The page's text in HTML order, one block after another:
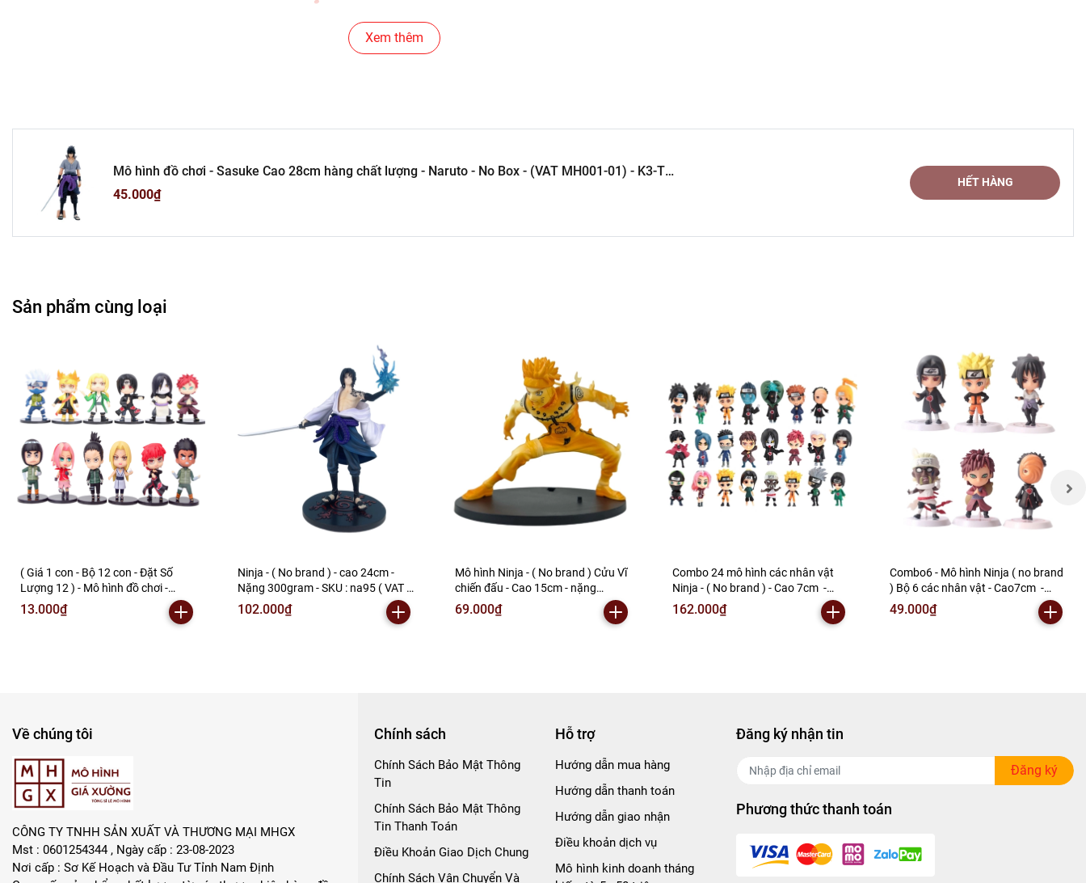
Cửa Hàng Văn Phòng Phẩm
Cửa Hàng Bán Phụ Kiện Điện Thoại
Cửa Hàng Phụ Kiện Ô Tô ( Sản Phẩm Mô Hình Lắc Đầu )
Bán Buôn , Bán Lẻ Mô Hình
Rất mong hợp tác với các Shop và các Cộng Tác Viên
Xem thêm
Mô hình đồ chơi - Sasuke Cao 28cm hàng chất lượng - Naruto - No Box - (VAT MH001-01) - K3-T1-
S6
45.000₫
HẾT HÀNG
Sản phẩm cùng loại
( Giá 1 con - Bộ 12 con - Đặt Số
Lượng 12 ) - Mô hình đồ chơi -
combo12 nhân vật Ninja ( no brand
) Sakura Gaara Shikamaru Itachi
13.000₫
Ninja - ( No brand ) - cao 24cm -
Nặng 300gram - SKU : na95 ( VAT :
002-03-80 ) - N3-A1-S20
102.000₫
Mô hình Ninja - ( No brand ) Cửu Vĩ
chiến đấu - Cao 15cm - nặng
270gram - Hộp Màu - (VAT 002-03-
69.000₫
Combo 24 mô hình các nhân vật
Ninja - ( No brand ) - Cao 7cm -
nặng 300gram - No Box ( VAT :
mh09 ) - N3-A2-S1
162.000₫
Combo6 - Mô hình Ninja ( no brand
) Bộ 6 các nhân vật - Cao7cm -
nặng 300gram - No Box -SKU :
Na49 (VAT : 002-b03-30) - N3-A1-
49.000₫
Về chúng tôi
CÔNG TY TNHH SẢN XUẤT VÀ THƯƠNG MẠI MHGX
Mst : 0601254344 , Ngày cấp : 23-08-2023
Nơi cấp : Sơ Kế Hoạch và Đầu Tư Tỉnh Nam Định
Chính sách
Chính Sách Bảo Mật Thông
Tin
Chính Sách Bảo Mật Thông
Tin Thanh Toán
Điều Khoản Giao Dịch Chung
Chính Sách Vận Chuyển Và
Hỗ trợ
Hướng dẫn mua hàng
Hướng dẫn thanh toán
Hướng dẫn giao nhận
Điều khoản dịch vụ
Mô hình kinh doanh tháng
Đăng ký nhận tin
Đăng ký
Phương thức thanh toán